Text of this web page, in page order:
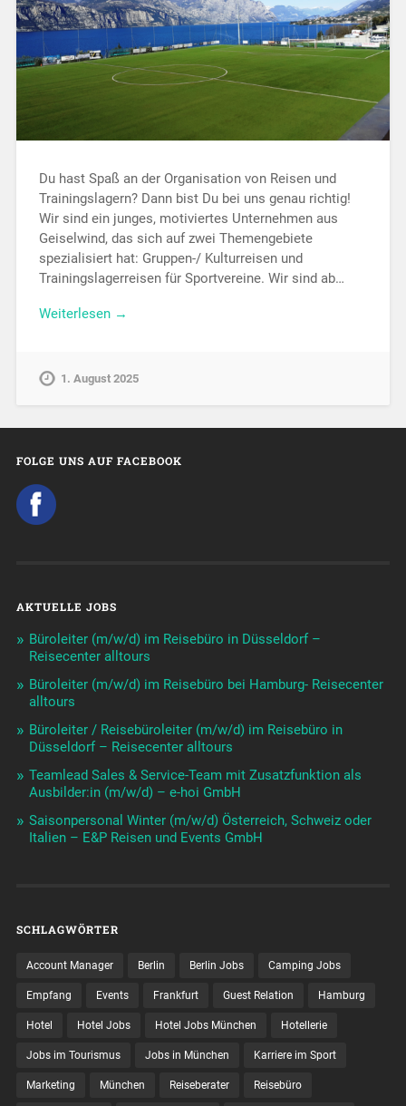
Du hast Spaß an der Organisation von Reisen und
Trainingslagern? Dann bist Du bei uns genau richtig!
Wir sind ein junges, motiviertes Unternehmen aus
Geiselwind, das sich auf zwei Themengebiete
spezialisiert hat: Gruppen-/ Kulturreisen und
Trainingslagerreisen für Sportvereine. Wir sind ab…
Weiterlesen →
1. August 2025
FOLGE UNS AUF FACEBOOK
AKTUELLE JOBS
Büroleiter (m/w/d) im Reisebüro in Düsseldorf –
Reisecenter alltours
Büroleiter (m/w/d) im Reisebüro bei Hamburg- Reisecenter
alltours
Büroleiter / Reisebüroleiter (m/w/d) im Reisebüro in
Düsseldorf – Reisecenter alltours
Teamlead Sales & Service-Team mit Zusatzfunktion als
Ausbilder:in (m/w/d) – e-hoi GmbH
Saisonpersonal Winter (m/w/d) Österreich, Schweiz oder
Italien – E&P Reisen und Events GmbH
SCHLAGWÖRTER
Account Manager Berlin Berlin Jobs Camping Jobs
Empfang Events Frankfurt Guest Relation Hamburg
Hotel Hotel Jobs Hotel Jobs München Hotellerie
Jobs im Tourismus Jobs in München Karriere im Sport
Marketing München Reiseberater Reisebüro